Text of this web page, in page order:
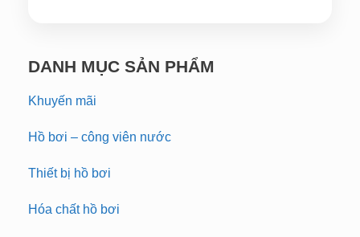
DANH MỤC SẢN PHẨM
Khuyến mãi
Hồ bơi – công viên nước
Thiết bị hồ bơi
Hóa chất hồ bơi